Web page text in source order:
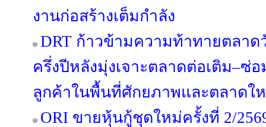
งานก่อสร้างเต็มกำลัง
DRT ก้าวข้ามความท้าทายตลาด
ครึ่งปีหลังมุ่งเจาะตลาดต่อเติม–ซ่
ลูกค้าในพื้นที่ศักยภาพและตลาดใ
ORI ขายหุ้นกู้ชุดใหม่ครั้งที่ 2/